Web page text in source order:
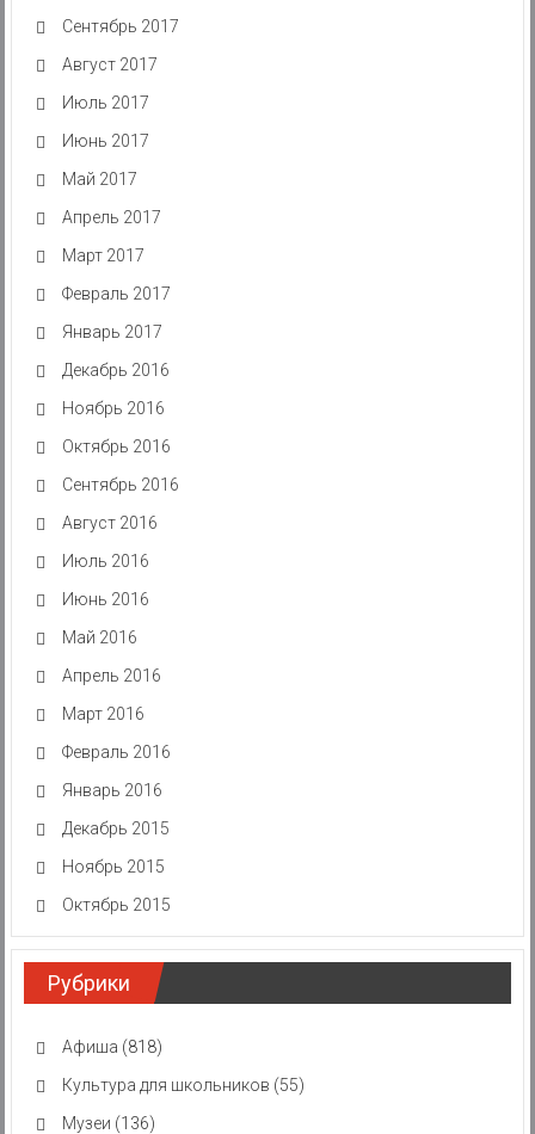
Сентябрь 2017
Август 2017
Июль 2017
Июнь 2017
Май 2017
Апрель 2017
Март 2017
Февраль 2017
Январь 2017
Декабрь 2016
Ноябрь 2016
Октябрь 2016
Сентябрь 2016
Август 2016
Июль 2016
Июнь 2016
Май 2016
Апрель 2016
Март 2016
Февраль 2016
Январь 2016
Декабрь 2015
Ноябрь 2015
Октябрь 2015
Рубрики
Афиша (818)
Культура для школьников (55)
Музеи (136)